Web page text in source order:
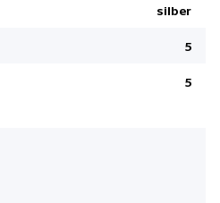
silber
5
5